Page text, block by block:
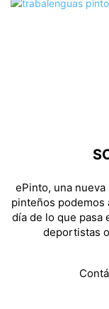
ePinto, una
pinteños podemos
día de lo que pasa
deportistas